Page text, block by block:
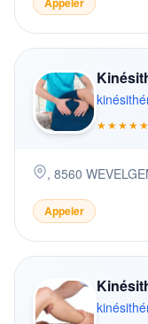
★★★★★
, 8560
Appeler